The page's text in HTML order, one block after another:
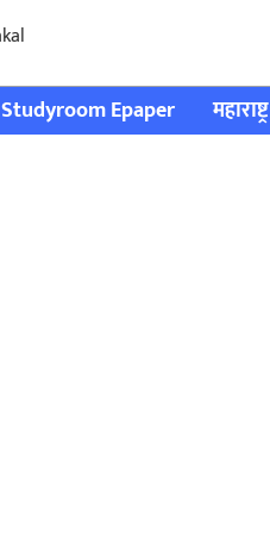
Studyroom Epaper महाराष्ट्र